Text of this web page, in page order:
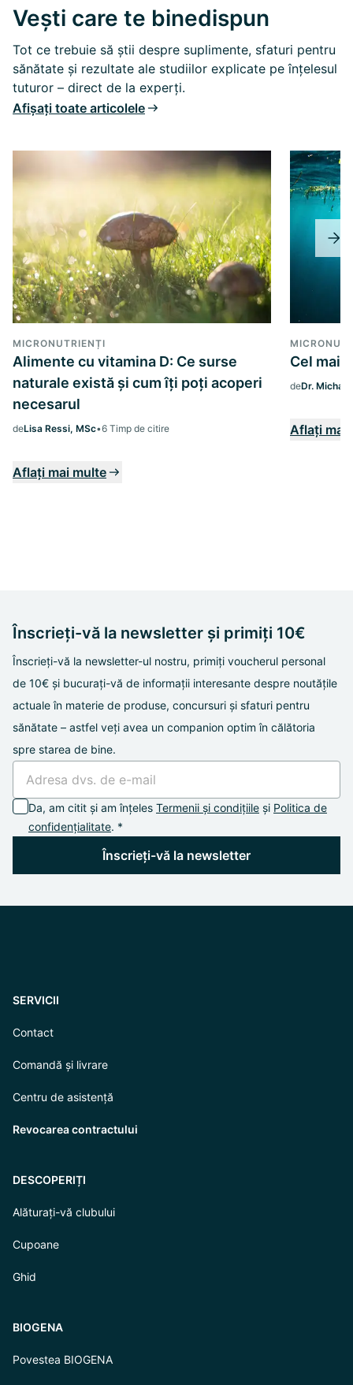
Vești care te binedispun
Tot ce trebuie să știi despre suplimente, sfaturi pentru
sănătate și rezultate ale studiilor explicate pe înțelesul
tuturor – direct de la experți.
Afișați toate articolele
MICRONUTRIENȚI
Alimente cu vitamina D: Ce surse
naturale există și cum îți poți acoperi
necesarul
deLisa Ressi, MSc•6 Timp de citire
Aflați mai multe
Cel mai
deDr.
Aflați mai
Înscrieți-vă la newsletter și primiți 10€
Înscrieți-vă la newsletter-ul nostru, primiți voucherul personal
de 10€ și bucurați-vă de informații interesante despre noutățile
actuale în materie de produse, concursuri și sfaturi pentru
sănătate – astfel veți avea un companion optim în călătoria
spre starea de bine.
Da, am citit și am înțeles Termenii și condițiile și Politica de
confidențialitate. *
Înscrieți-vă la newsletter
SERVICII
Contact
Comandă și livrare
Centru de asistență
Revocarea contractului
DESCOPERIȚI
Alăturați-vă clubului
Cupoane
Ghid
BIOGENA
Povestea BIOGENA